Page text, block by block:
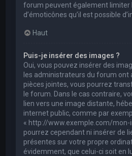
forum peuvent également limiter
d’émoticônes qu’il est possible
Haut
Puis-je insérer des images ?
Oui, vous pouvez insérer des
les administrateurs du forum ont
pièces jointes, vous pourrez
le forum. Dans le cas contraire,
lien vers une image distante,
internet public, comme par
« http://www.exemple.com/mon-
pourrez cependant ni insérer de
présentes sur votre propre
évidemment, que celui-ci soit en